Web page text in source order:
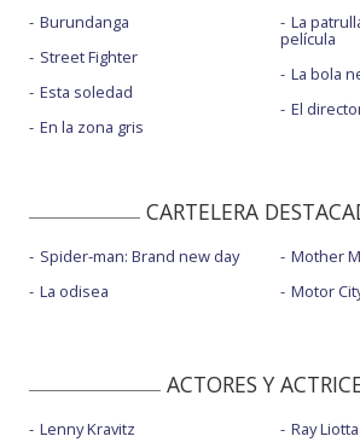
Burundanga
Street Fighter
Esta soledad
En la zona gris
La
película
La bola
El
CARTELERA
Spider-man: Brand new day
La odisea
Mother
Motor
ACTORES Y
Lenny Kravitz
Ray Liotta